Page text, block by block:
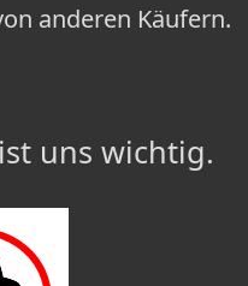
anderen Käufern.
uns wichtig.